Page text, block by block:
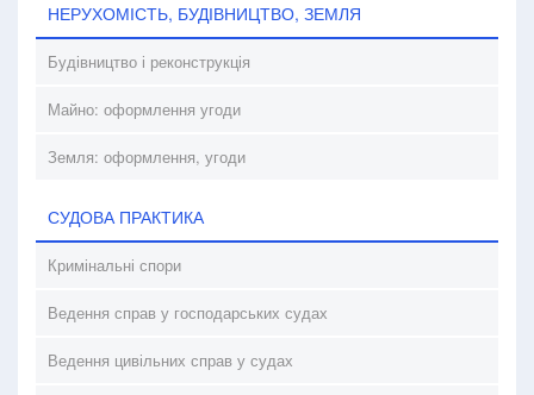
НЕРУХОМІСТЬ, БУДІВНИЦТВО, ЗЕМЛЯ
Будівництво і реконструкція
Майно: оформлення угоди
Земля: оформлення, угоди
СУДОВА ПРАКТИКА
Кримінальні спори
Ведення справ у господарських судах
Ведення цивільних справ у судах